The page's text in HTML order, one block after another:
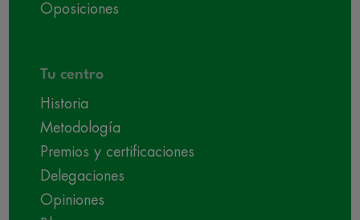
Oposiciones
Tu centro
Historia
Metodología
Premios y certificaciones
Delegaciones
Opiniones